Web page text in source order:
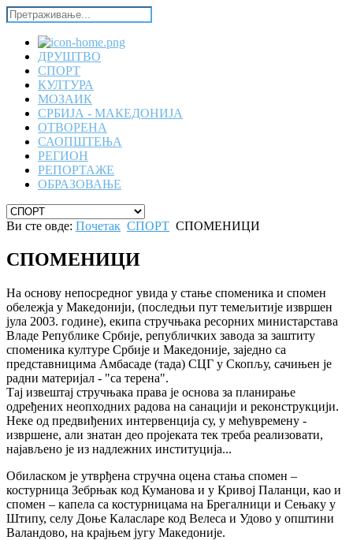
ДРУШТВО
СПОРТ
КУЛТУРА
МОЗАИК
СРБИЈА - МАКЕДОНИЈА
ОТВОРЕНА
САОПШТЕЊА
РЕГИОН
РЕПОРТАЖЕ
ОБРАЗОВАЊЕ
Ви сте овде: Почетак СПОРТ СПОМЕНИЦИ
СПОМЕНИЦИ
На основу непосредног увида у стање споменика и спомен
обележја у Македонији, (последњи пут темељитије извршен
јула 2003. године), екипа стручњака ресорних министарстава
Владе Републике Србије, републичких завода за заштиту
споменика културе Србије и Македоније, заједно са
представницима Амбасаде (тада) СЦГ у Скопљу, сачињен је
радни материјал - "са терена".
Тај извештај стручњака права је основа за планирање
одређених неопходних радова на санацији и реконструкцији.
Неке од предвиђених интервенција су, у мећувремену -
извршене, али знатан део пројеката тек треба реализовати,
најављено је из надлежних институција...
Обиласком је утврђена стручна оцена стања спомен –
костурница Зебрњак код Куманова и у Кривој Паланци, као и
спомен – капела са костурницама на Брегалници и Сењаку у
Штипу, селу Доње Каласларе код Велеса и Удово у општини
Валандово, на крајњем југу Македоније.